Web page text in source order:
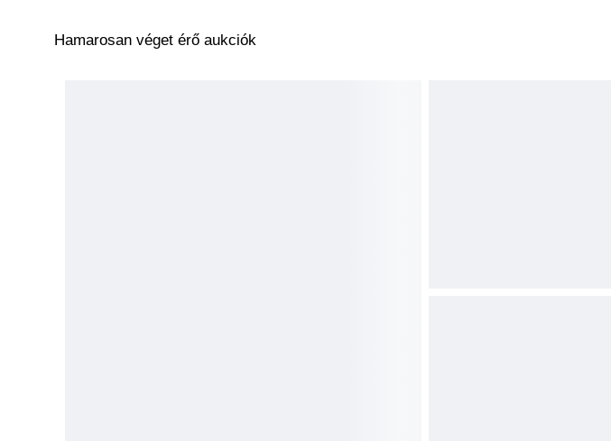
Hamarosan véget érő aukciók